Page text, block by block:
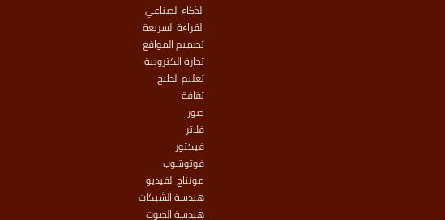
الذكاء الصناعي
القراءة السريعة
تصميم المواقع
تجارة الكترونية
تعليم الطبخ
ثقافة
صور
فلاتر
فيكتور
فوتوشوب
مونتاج الفيديو
هندسة الشبكات
هندسة الصوت